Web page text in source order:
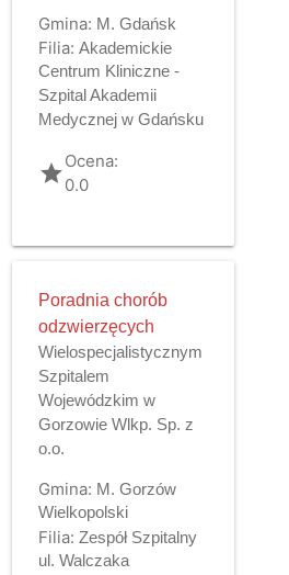
Gmina: M. Gdańsk
Filia: Akademickie
Centrum Kliniczne -
Szpital Akademii
Medycznej w Gdańsku
gradeOcena:
0.0
Poradnia chorób
odzwierzęcych
Wielospecjalistycznym
Szpitalem
Wojewódzkim w
Gorzowie Wlkp. Sp. z
o.o.
Gmina: M. Gorzów
Wielkopolski
Filia: Zespół Szpitalny
ul. Walczaka